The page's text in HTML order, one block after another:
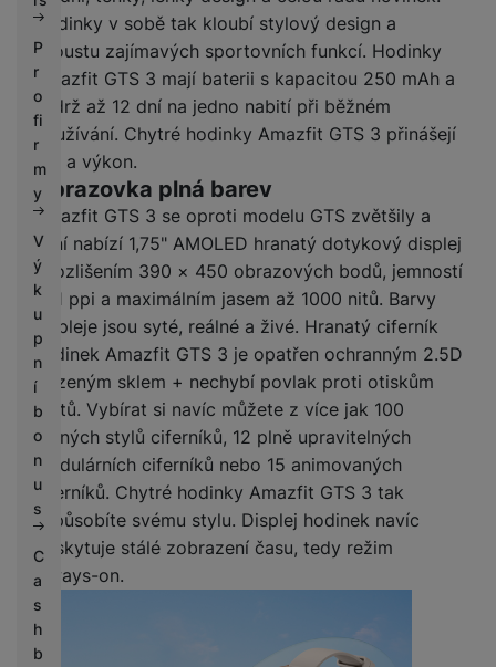
P
r
o
fi
r
m
y
V
ý
k
u
p
n
í
b
o
n
u
s
C
a
s
h
b
Hodinky v sobě tak kloubí stylový design a
spoustu zajímavých sportovních funkcí. Hodinky
Amazfit GTS 3 mají baterii s kapacitou 250 mAh a
výdrž až 12 dní na jedno nabití při běžném
používání. Chytré hodinky Amazfit GTS 3 přinášejí
sílu a výkon.
Obrazovka plná barev
Amazfit GTS 3 se oproti modelu GTS zvětšily a
nyní nabízí 1,75" AMOLED hranatý dotykový displej
s rozlišením 390 × 450 obrazových bodů, jemností
341 ppi a maximálním jasem až 1000 nitů. Barvy
displeje jsou syté, reálné a živé. Hranatý ciferník
hodinek Amazfit GTS 3 je opatřen ochranným 2.5D
tvrzeným sklem + nechybí povlak proti otiskům
prstů. Vybírat si navíc můžete z více jak 100
různých stylů ciferníků, 12 plně upravitelných
modulárních ciferníků nebo 15 animovaných
ciferníků. Chytré hodinky Amazfit GTS 3 tak
uzpůsobíte svému stylu. Displej hodinek navíc
poskytuje stálé zobrazení času, tedy režim
always-on.